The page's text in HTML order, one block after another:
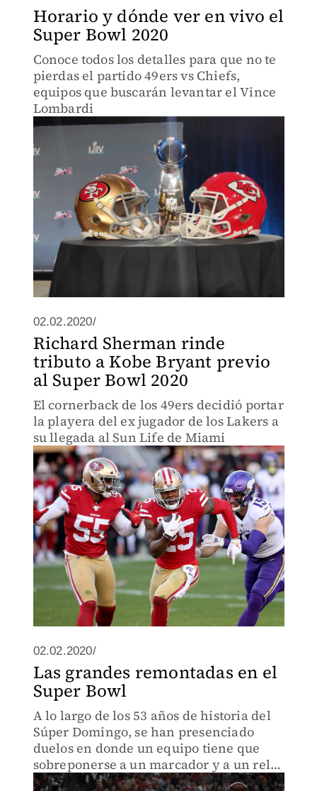
Horario y dónde ver en vivo el
Super Bowl 2020
Conoce todos los detalles para que no te
pierdas el partido 49ers vs Chiefs,
equipos que buscarán levantar el Vince
Lombardi
02.02.2020/
Richard Sherman rinde
tributo a Kobe Bryant previo
al Super Bowl 2020
El cornerback de los 49ers decidió portar
la playera del ex jugador de los Lakers a
su llegada al Sun Life de Miami
02.02.2020/
Las grandes remontadas en el
Super Bowl
A lo largo de los 53 años de historia del
Súper Domingo, se han presenciado
duelos en donde un equipo tiene que
sobreponerse a un marcador y a un reloj
adverso para llevarse el Vince